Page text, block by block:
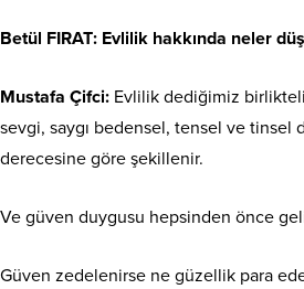
Betül FIRAT: Evlilik hakkında neler
Mustafa Çifci: Evlilik dediğimiz
sevgi, saygı bedensel, tensel ve tinsel
derecesine göre şekillenir.
Ve güven duygusu hepsinden önce
Güven zedelenirse ne güzellik para